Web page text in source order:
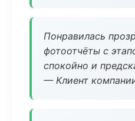
Понравилась
фотоотчёты с
спокойно и
— Клиент